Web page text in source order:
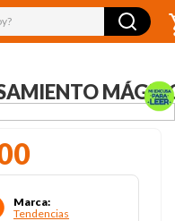
Marca:
Tendencias